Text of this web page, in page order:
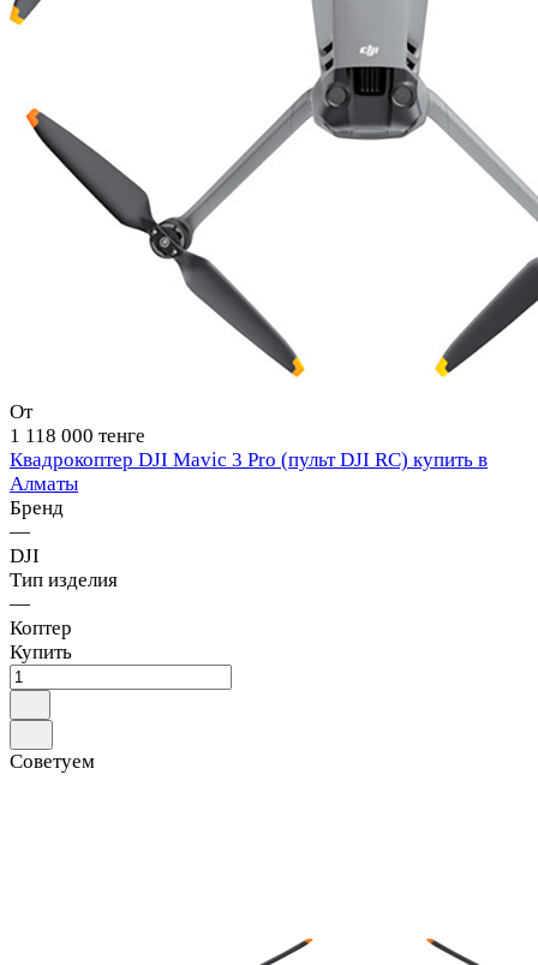
От
1 118 000 тенге
Квадрокоптер DJI Mavic 3 Pro (пульт DJI RC) купить в
Алматы
Бренд
—
DJI
Тип изделия
—
Коптер
Купить
Советуем